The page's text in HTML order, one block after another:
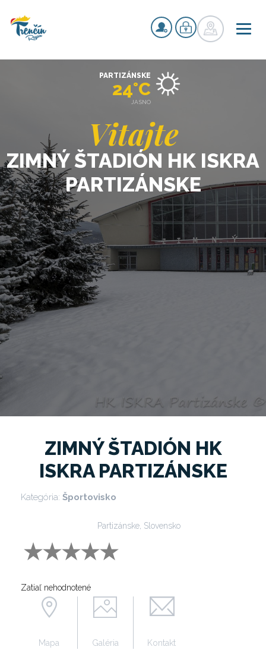
Vitajte
ZIMNÝ ŠTADIÓN HK ISKRA
PARTIZÁNSKE
PARTIZÁNSKE
24°C
JASNO
ZIMNÝ ŠTADIÓN HK
ISKRA PARTIZÁNSKE
Kategória: Športovisko
Partizánske, Slovensko
Zatiaľ nehodnotené
Mapa Galéria Kontakt